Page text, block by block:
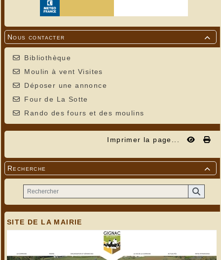

Nous contacter
Bibliothèque
Moulin à vent Visites
Déposer une annonce
Four de La Sotte
Rando des fours et des moulins
Imprimer la page...

Recherche
SITE DE LA MAIRIE